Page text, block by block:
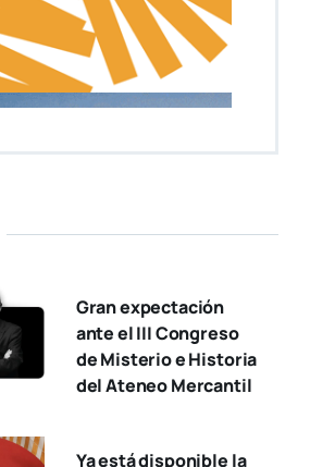
Gran expectación
ante el III Congreso
de Misterio e Historia
del Ateneo Mercantil
Ya está disponible la